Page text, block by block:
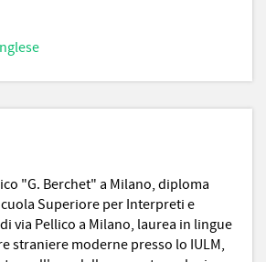
"G. Berchet" a Milano, diploma
Superiore per Interpreti e
via Pellico a Milano, laurea in lingue
straniere moderne presso lo IULM,